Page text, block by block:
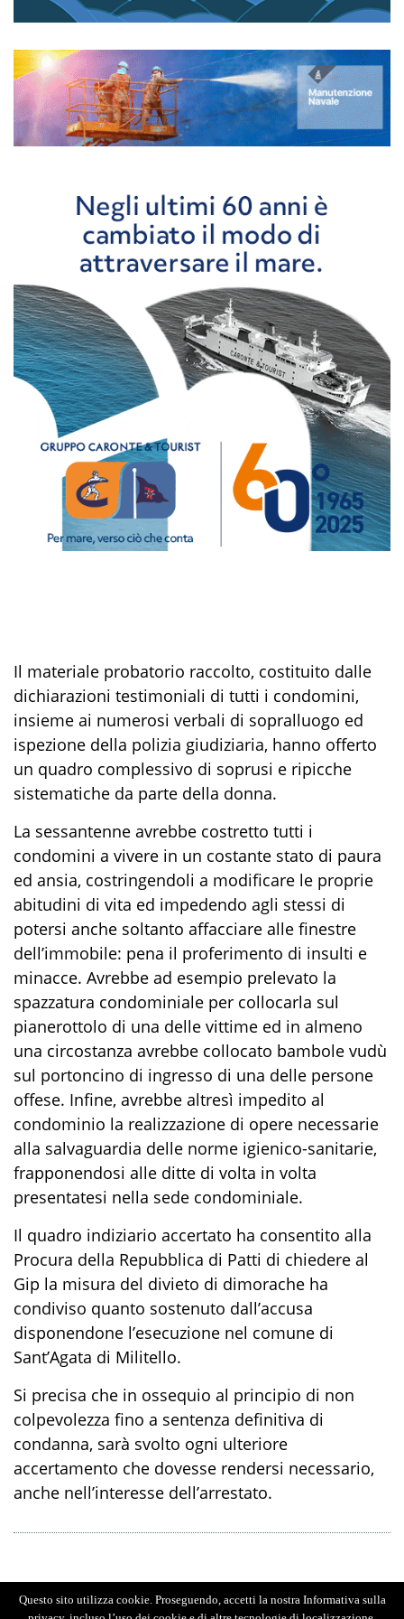
Il materiale probatorio raccolto, costituito dalle
dichiarazioni testimoniali di tutti i condomini,
insieme ai numerosi verbali di sopralluogo ed
ispezione della polizia giudiziaria, hanno offerto
un quadro complessivo di soprusi e ripicche
sistematiche da parte della donna.
La sessantenne avrebbe costretto tutti i
condomini a vivere in un costante stato di paura
ed ansia, costringendoli a modificare le proprie
abitudini di vita ed impedendo agli stessi di
potersi anche soltanto affacciare alle finestre
dell’immobile: pena il proferimento di insulti e
minacce. Avrebbe ad esempio prelevato la
spazzatura condominiale per collocarla sul
pianerottolo di una delle vittime ed in almeno
una circostanza avrebbe collocato bambole vudù
sul portoncino di ingresso di una delle persone
offese. Infine, avrebbe altresì impedito al
condominio la realizzazione di opere necessarie
alla salvaguardia delle norme igienico-sanitarie,
frapponendosi alle ditte di volta in volta
presentatesi nella sede condominiale.
Il quadro indiziario accertato ha consentito alla
Procura della Repubblica di Patti di chiedere al
Gip la misura del divieto di dimorache ha
condiviso quanto sostenuto dall’accusa
disponendone l’esecuzione nel comune di
Sant’Agata di Militello.
Si precisa che in ossequio al principio di non
colpevolezza fino a sentenza definitiva di
condanna, sarà svolto ogni ulteriore
accertamento che dovesse rendersi necessario,
anche nell’interesse dell’arrestato.
Questo sito utilizza cookie. Proseguendo, accetti la nostra Informativa sulla